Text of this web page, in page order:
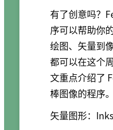
有了创意吗？
序可以帮助你
绘图、矢量到
都可以在这个
文重点介绍了
棒图像的程序。
矢量图形：